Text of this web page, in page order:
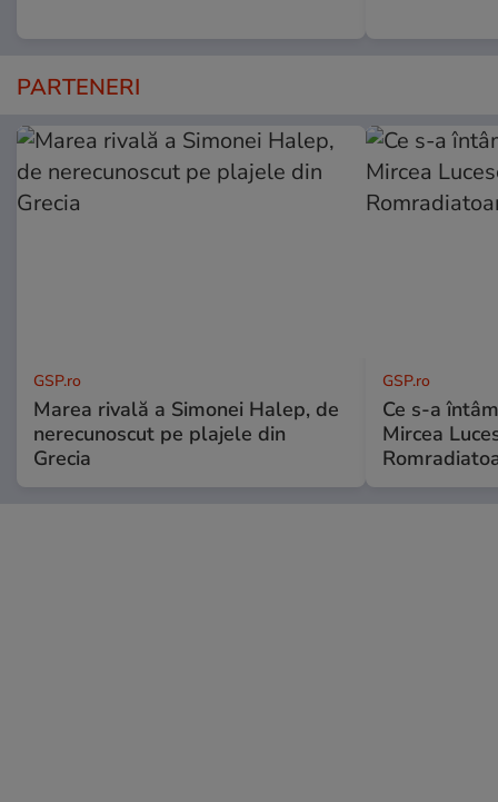
PARTENERI
GSP.ro
Marea rivală a Simonei Halep, de
nerecunoscut pe plajele din
Grecia
GSP.ro
Ce s-a
Mircea